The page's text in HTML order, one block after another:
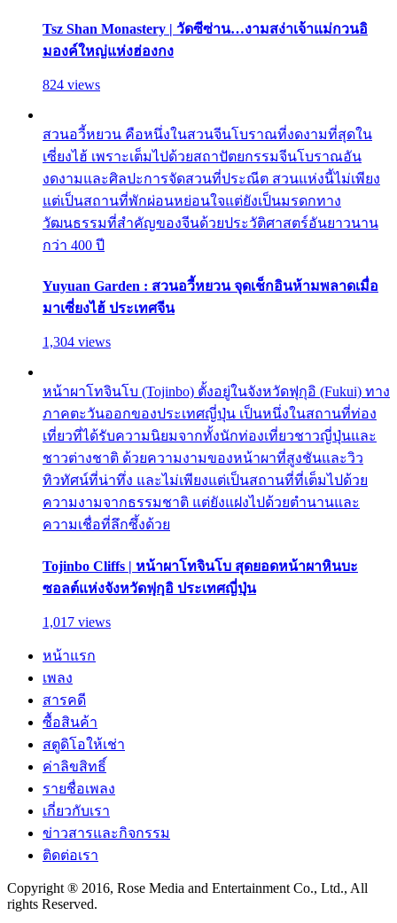
Tsz Shan Monastery | วัดซีซ่าน…งามสง่าเจ้าแม่กวนอิ
มองค์ใหญ่แห่งฮ่องกง
824 views
สวนอวี้หยวน คือหนึ่งในสวนจีนโบราณที่งดงามที่สุดใน
เซี่ยงไฮ้ เพราะเต็มไปด้วยสถาปัตยกรรมจีนโบราณอัน
งดงามและศิลปะการจัดสวนที่ประณีต สวนแห่งนี้ไม่เพียง
แต่เป็นสถานที่พักผ่อนหย่อนใจแต่ยังเป็นมรดกทาง
วัฒนธรรมที่สำคัญของจีนด้วยประวัติศาสตร์อันยาวนาน
กว่า 400 ปี
Yuyuan Garden : สวนอวี้หยวน จุดเช็กอินห้ามพลาดเมื่อ
มาเซี่ยงไฮ้ ประเทศจีน
1,304 views
หน้าผาโทจินโบ (Tojinbo) ตั้งอยู่ในจังหวัดฟุกุอิ (Fukui) ทาง
ภาคตะวันออกของประเทศญี่ปุ่น เป็นหนึ่งในสถานที่ท่อง
เที่ยวที่ได้รับความนิยมจากทั้งนักท่องเที่ยวชาวญี่ปุ่นและ
ชาวต่างชาติ ด้วยความงามของหน้าผาที่สูงชันและวิว
ทิวทัศน์ที่น่าทึ่ง และไม่เพียงแต่เป็นสถานที่ที่เต็มไปด้วย
ความงามจากธรรมชาติ แต่ยังแฝงไปด้วยตำนานและ
ความเชื่อที่ลึกซึ้งด้วย
Tojinbo Cliffs | หน้าผาโทจินโบ สุดยอดหน้าผาหินบะ
ซอลต์แห่งจังหวัดฟุกุอิ ประเทศญี่ปุ่น
1,017 views
หน้าแรก
เพลง
สารคดี
ซื้อสินค้า
สตูดิโอให้เช่า
ค่าลิขสิทธิ์
รายชื่อเพลง
เกี่ยวกับเรา
ข่าวสารและกิจกรรม
ติดต่อเรา
Copyright ® 2016, Rose Media and Entertainment Co., Ltd., All
rights Reserved.